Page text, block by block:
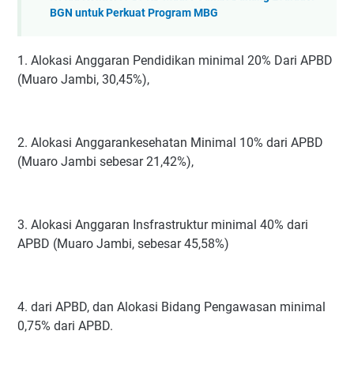
BGN untuk Perkuat Program MBG
1. Alokasi Anggaran Pendidikan minimal 20% Dari APBD
(Muaro Jambi, 30,45%),
2. Alokasi Anggarankesehatan Minimal 10% dari APBD
(Muaro Jambi sebesar 21,42%),
3. Alokasi Anggaran Insfrastruktur minimal 40% dari
APBD (Muaro Jambi, sebesar 45,58%)
4. dari APBD, dan Alokasi Bidang Pengawasan minimal
0,75% dari APBD.